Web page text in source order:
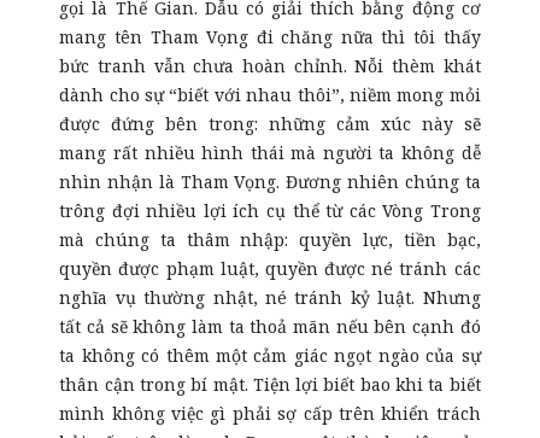
gọi là Thế Gian. Dẫu có giải thích bằng động cơ
mang tên Tham Vọng đi chăng nữa thì tôi thấy
bức tranh vẫn chưa hoàn chỉnh. Nỗi thèm khát
dành cho sự “biết với nhau thôi”, niềm mong mỏi
được đứng bên trong: những cảm xúc này sẽ
mang rất nhiều hình thái mà người ta không dễ
nhìn nhận là Tham Vọng. Đương nhiên chúng ta
trông đợi nhiều lợi ích cụ thể từ các Vòng Trong
mà chúng ta thâm nhập: quyền lực, tiền bạc,
quyền được phạm luật, quyền được né tránh các
nghĩa vụ thường nhật, né tránh kỷ luật. Nhưng
tất cả sẽ không làm ta thoả mãn nếu bên cạnh đó
ta không có thêm một cảm giác ngọt ngào của sự
thân cận trong bí mật. Tiện lợi biết bao khi ta biết
mình không việc gì phải sợ cấp trên khiển trách